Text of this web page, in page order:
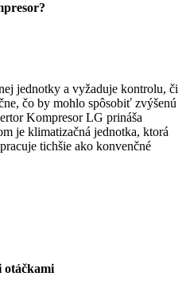
jednotky a vyžaduje kontrolu, či
čo by mohlo spôsobiť zvýšenú
Kompresor LG prináša
je klimatizačná jednotka, ktorá
tichšie ako konvenčné
otáčkami